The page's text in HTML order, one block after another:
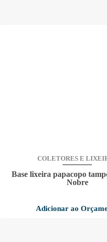
COLETORES E
Base lixeira papacopo
Nobre
Adicionar ao